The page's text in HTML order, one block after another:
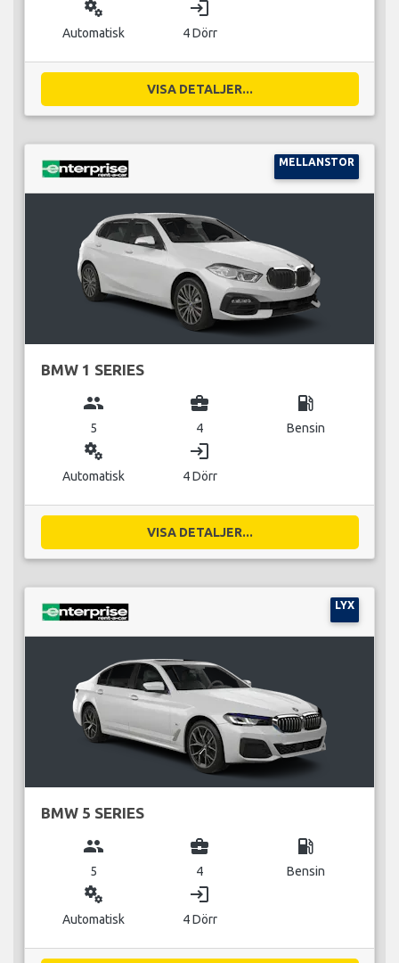
miscellaneous_services
Automatisk
login
4 Dörr
VISA DETALJER...
MELLANSTOR
BMW 1 SERIES
group
5
business_center
4
local_gas_station
Bensin
miscellaneous_services
Automatisk
login
4 Dörr
VISA DETALJER...
LYX
BMW 5 SERIES
group
5
business_center
4
local_gas_station
Bensin
miscellaneous_services
Automatisk
login
4 Dörr